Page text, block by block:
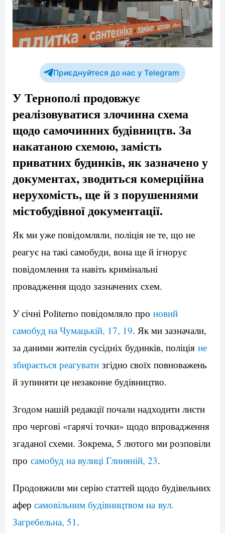
Приєднуйтеся до нас у Telegram
У Тернополі продовжує
реалізовуватися злочинна схема
щодо самочинних будівництв. За
накатаною схемою, замість
приватних будинків, як зазначено у
документах, зводиться комерційна
нерухомість, ще й з порушеннями
містобудівної документації.
Як ми уже повідомляли, поліція не те, що не
реагує на такі самобуди, вона ще й ігнорує
повідомлення та навіть кримінальні
провадження щодо зазначених схем.
У січні Politerno повідомляло про новий
самобуд на Чумацькій, 17, 19. Як ми зазначали,
за даними жителів сусідніх будинків, поліція не
збирається реагувати згідно своїх повноважень
й зупиняти це незаконне будівництво.
Згодом нашій редакції почали надходити листи
про чергові «гарячі точки» щодо впровадження
згаданої схеми. Зокрема, 5 лютого ми розповіли
про самобуд на вулиці Глиняній, 23.
Продовжили ми серію статтей щодо будівельних
афер самовільним будівництвом на вул.
Загребельна, 51 .